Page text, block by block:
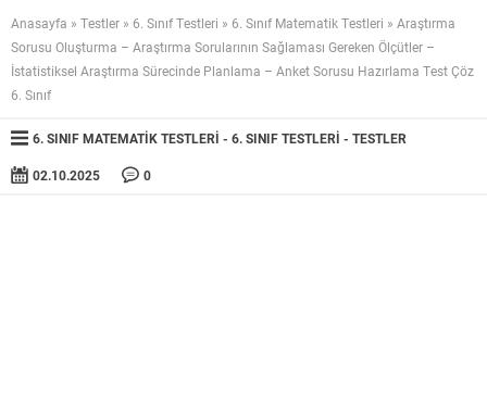
Anasayfa » Testler » 6. Sınıf Testleri » 6. Sınıf Matematik Testleri » Araştırma
Sorusu Oluşturma – Araştırma Sorularının Sağlaması Gereken Ölçütler –
İstatistiksel Araştırma Sürecinde Planlama – Anket Sorusu Hazırlama Test Çöz
6. Sınıf
6. SINIF MATEMATIK TESTLERI 6. SINIF TESTLERI TESTLER
02.10.2025 0